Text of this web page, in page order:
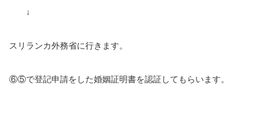
↓
スリランカ外務省に行きます。
⑥⑤で登記申請をした婚姻証明書を認証してもらいます。